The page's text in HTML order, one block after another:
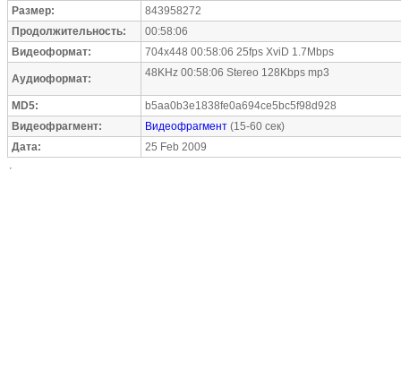
Размер:
843958272
Продолжительность:
00:58:06
Видеоформат:
704x448 00:58:06 25fps XviD 1.7Mbps
Аудиоформат: 48KHz 00:58:06 Stereo 128Kbps mp3
MD5:
b5aa0b3e1838fe0a694ce5bc5f98d928
Видеофрагмент:
Видеофрагмент (15-60 сек)
Дата:
25 Feb 2009